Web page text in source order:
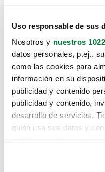
Uso responsable de sus
Nosotros y nuestros
datos personales, p.ej.,
como las cookies para
información en su
publicidad y contenido
publicidad y contenido,
desarrollo de servicios.
quién usa sus datos y
Lo sentimos,
te hemos
Pero puedes
buscando en alguno